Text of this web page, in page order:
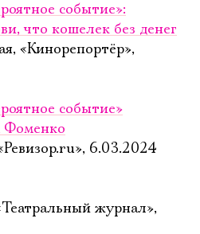
событие»:
что кошелек без денег
«Кинорепортёр»,
событие»
Фоменко
6.03.2024
журнал»,